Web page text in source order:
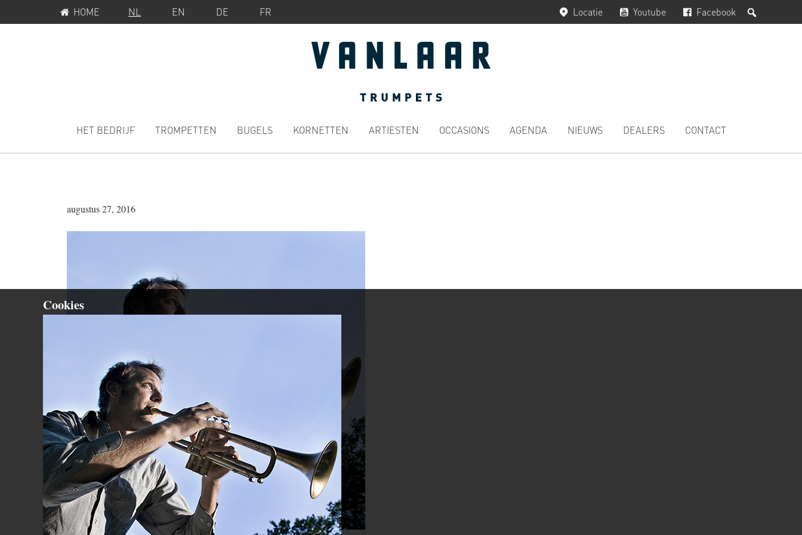
naar
naar
SERVICEMENUHOME NL EN DE FR Facebook
Youtube
Locatie
NAVIGATION
HET BEDRIJF TROMPETTEN BUGELS KORNETTEN ARTIESTEN OCCASIONS AGENDA NIEUWS DEALERS CONTACT
augustus 27, 2016
Cookies